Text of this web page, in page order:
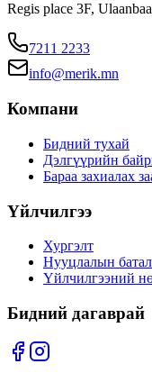
Regis place 3F,
7211 2233
info@merik.mn
Компани
Бидний тухай
Дэлгүүрийн
Бараа захиалах
Үйлчилгээ
Хургэлт
Нууцлалын
Үйлчилгээний
Бидний дагаврай